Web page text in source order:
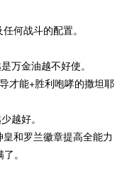
何战斗的配置。
万金油越不好使。
才能+胜利咆哮的撒坦耶
越好。
和罗兰徽章提高全能力
。